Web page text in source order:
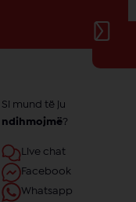
Si mund të ju
ndihmojmë?
Live chat
Facebook
Whatsapp